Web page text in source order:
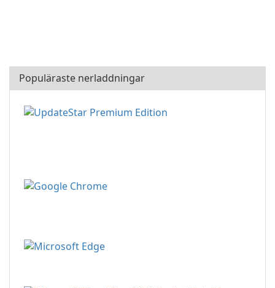
Populäraste nerladdningar